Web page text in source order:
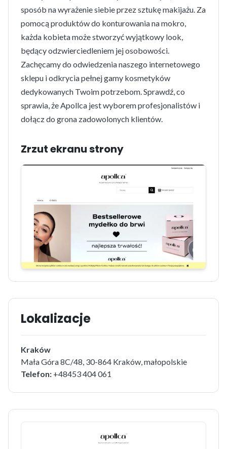
sposób na wyrażenie siebie przez sztukę makijażu. Za
pomocą produktów do konturowania na mokro,
każda kobieta może stworzyć wyjątkowy look,
będący odzwierciedleniem jej osobowości.
Zachęcamy do odwiedzenia naszego internetowego
sklepu i odkrycia pełnej gamy kosmetyków
dedykowanych Twoim potrzebom. Sprawdź, co
sprawia, że Apollca jest wyborem profesjonalistów i
dołącz do grona zadowolonych klientów.
Zrzut ekranu strony
Lokalizacje
Kraków
Mała Góra 8C/48, 30-864 Kraków, małopolskie
Telefon: +48453 404 061